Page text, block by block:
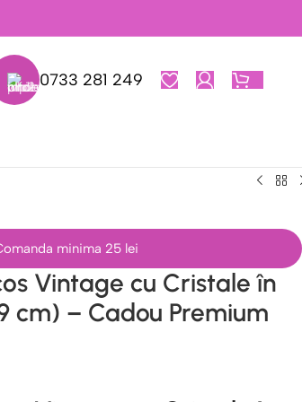
0733 281 249
minima 25 lei
Vintage cu Cristale în
cm) – Cadou Premium